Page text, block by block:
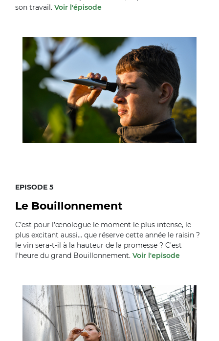
son travail.Voir l'épisode
EPISODE 5
Le Bouillonnement
C’est pour l’œnologue le moment le plus intense, le
plus excitant aussi… que réserve cette année le raisin ?
le vin sera-t-il à la hauteur de la promesse ? C'est
l'heure du grand Bouillonnement. Voir l'episode